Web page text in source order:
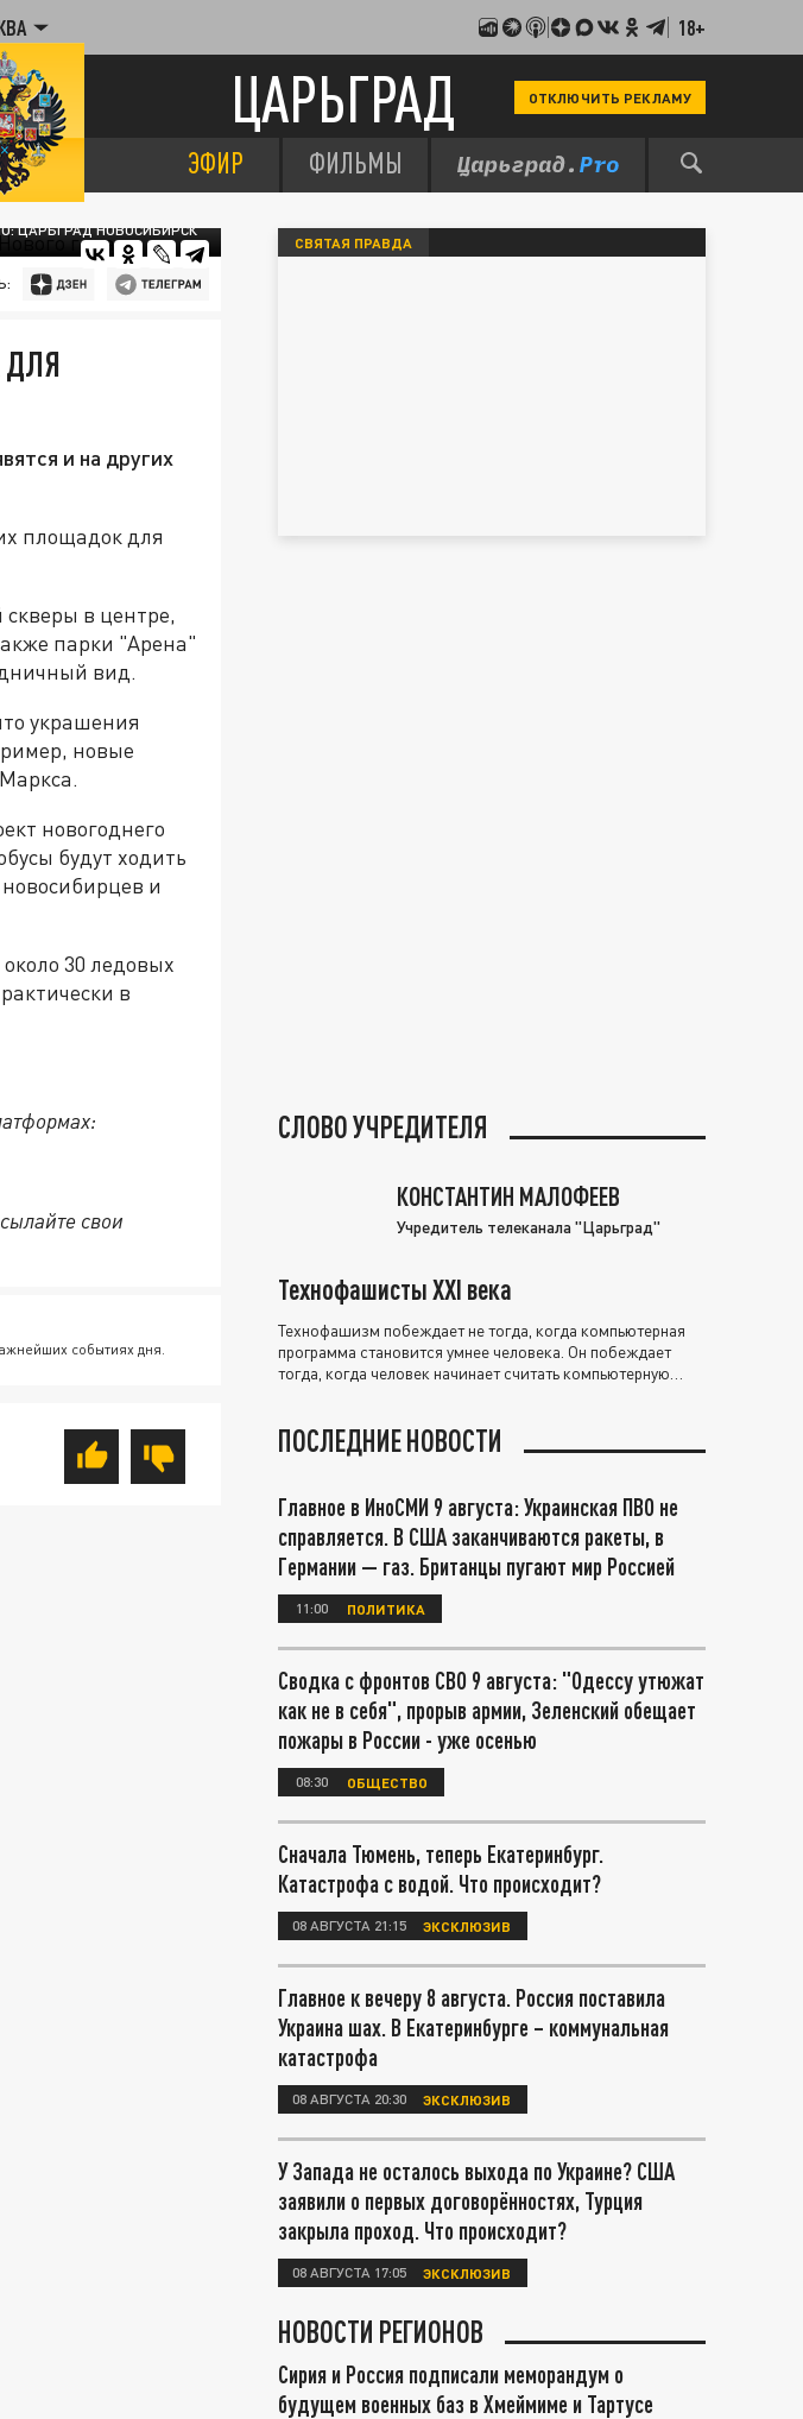
18+
ЦАРЬГРАД ОТКЛЮЧИТЬ РЕКЛАМУ
ЭФИР ФИЛЬМЫ
ЦАРЬГРАД НОВОСИБИРСК
ДЛЯ
и на других
площадок для
в центре,
парки "Арена"
вид.
украшения
новые
новогоднего
будут ходить
и
30 ледовых
в
свои
событиях дня.
СВЯТАЯ ПРАВДА
СЛОВО УЧРЕДИТЕЛЯ
КОНСТАНТИН МАЛОФЕЕВ
Учредитель телеканала "Царьград"
Технофашисты XXI века
Технофашизм побеждает не тогда, когда компьютерная
программа становится умнее человека. Он побеждает
тогда, когда человек начинает считать компьютерную
ПОСЛЕДНИЕ НОВОСТИ
Главное в ИноСМИ 9 августа: Украинская ПВО не
справляется. В США заканчиваются ракеты, в
Германии — газ. Британцы пугают мир Россией
11:00 ПОЛИТИКА
Сводка с фронтов СВО 9 августа: "Одессу утюжат
как не в себя", прорыв армии, Зеленский обещает
пожары в России - уже осенью
08:30 ОБЩЕСТВО
Сначала Тюмень, теперь Екатеринбург.
Катастрофа с водой. Что происходит?
08 АВГУСТА 21:15 ЭКСКЛЮЗИВ
Главное к вечеру 8 августа. Россия поставила
Украина шах. В Екатеринбурге – коммунальная
катастрофа
08 АВГУСТА 20:30 ЭКСКЛЮЗИВ
У Запада не осталось выхода по Украине? США
заявили о первых договорённостях, Турция
закрыла проход. Что происходит?
08 АВГУСТА 17:05 ЭКСКЛЮЗИВ
НОВОСТИ РЕГИОНОВ
Сирия и Россия подписали меморандум о
будущем военных баз в Хмеймиме и Тартусе